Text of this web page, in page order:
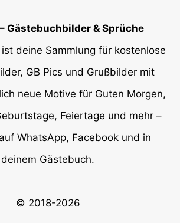
Gästebuchbilder & Sprüche
deine Sammlung für kostenlose
GB Pics und Grußbilder mit
neue Motive für Guten Morgen,
Feiertage und mehr –
WhatsApp, Facebook und in
deinem Gästebuch.
© 2018-2026